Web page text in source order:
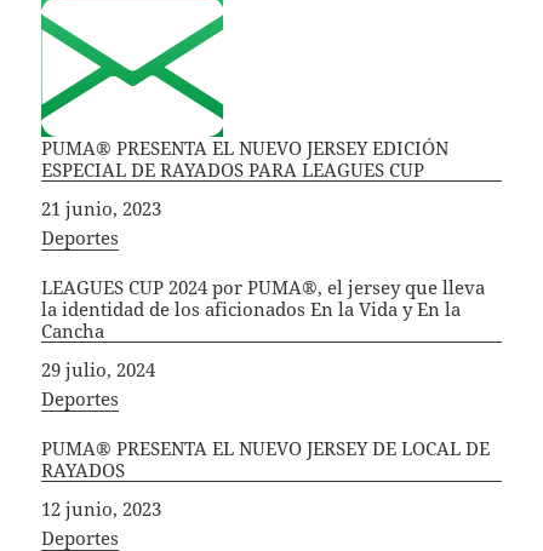
PUMA® PRESENTA EL NUEVO JERSEY EDICIÓN
ESPECIAL DE RAYADOS PARA LEAGUES CUP
Fecha
21 junio, 2023
In relation to
Deportes
LEAGUES CUP 2024 por PUMA®, el jersey que lleva
la identidad de los aficionados En la Vida y En la
Cancha
Fecha
29 julio, 2024
In relation to
Deportes
PUMA® PRESENTA EL NUEVO JERSEY DE LOCAL DE
RAYADOS
Fecha
12 junio, 2023
In relation to
Deportes